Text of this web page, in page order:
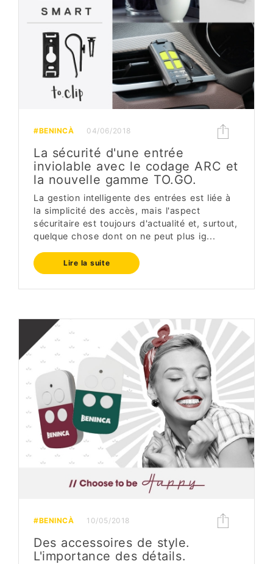
#BENINCÀ 04/06/2018
La sécurité d'une entrée
inviolable avec le codage ARC et
la nouvelle gamme TO.GO.
La gestion intelligente des entrées est liée à
la simplicité des accès, mais l'aspect
sécuritaire est toujours d'actualité et, surtout,
quelque chose dont on ne peut plus ig...
Lire la suite
#BENINCÀ 10/05/2018
Des accessoires de style.
L'importance des détails.